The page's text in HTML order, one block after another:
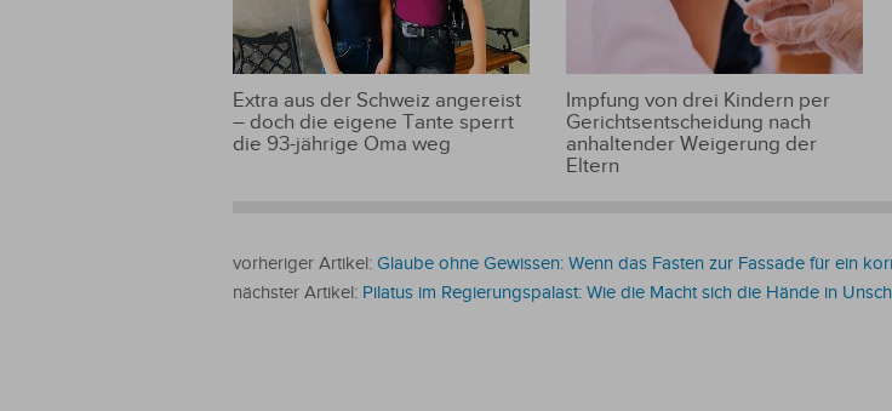
Extra aus der Schweiz angereist
– doch die eigene Tante sperrt
die 93-jährige Oma weg
Impfung von drei Kindern per
Gerichtsentscheidung nach
anhaltender Weigerung der
Eltern
vorheriger Artikel: Glaube ohne Gewissen: Wenn das Fasten zur Fassade für ein
nächster Artikel: Pilatus im Regierungspalast: Wie die Macht sich die Hände in